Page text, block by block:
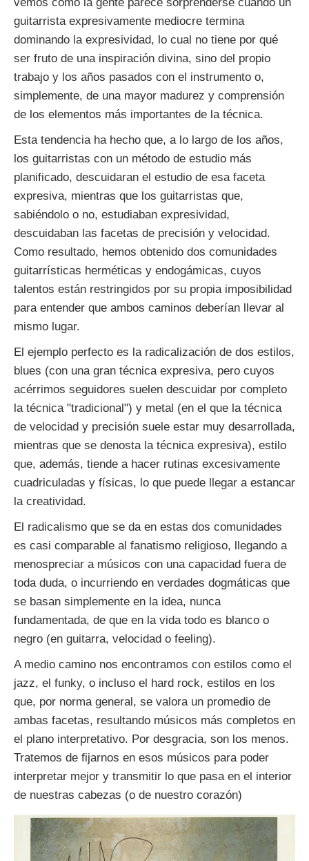
guitarrista expresivamente mediocre termina
dominando la expresividad, lo cual no tiene por qué
ser fruto de una inspiración divina, sino del propio
trabajo y los años pasados con el instrumento o,
simplemente, de una mayor madurez y comprensión
de los elementos más importantes de la técnica.
Esta tendencia ha hecho que, a lo largo de los años,
los guitarristas con un método de estudio más
planificado, descuidaran el estudio de esa faceta
expresiva, mientras que los guitarristas que,
sabiéndolo o no, estudiaban expresividad,
descuidaban las facetas de precisión y velocidad.
Como resultado, hemos obtenido dos comunidades
guitarrísticas herméticas y endogámicas, cuyos
talentos están restringidos por su propia imposibilidad
para entender que ambos caminos deberían llevar al
mismo lugar.
El ejemplo perfecto es la radicalización de dos estilos,
blues (con una gran técnica expresiva, pero cuyos
acérrimos seguidores suelen descuidar por completo
la técnica "tradicional") y metal (en el que la técnica
de velocidad y precisión suele estar muy desarrollada,
mientras que se denosta la técnica expresiva), estilo
que, además, tiende a hacer rutinas excesivamente
cuadriculadas y físicas, lo que puede llegar a estancar
la creatividad.
El radicalismo que se da en estas dos comunidades
es casi comparable al fanatismo religioso, llegando a
menospreciar a músicos con una capacidad fuera de
toda duda, o incurriendo en verdades dogmáticas que
se basan simplemente en la idea, nunca
fundamentada, de que en la vida todo es blanco o
negro (en guitarra, velocidad o feeling).
A medio camino nos encontramos con estilos como el
jazz, el funky, o incluso el hard rock, estilos en los
que, por norma general, se valora un promedio de
ambas facetas, resultando músicos más completos en
el plano interpretativo. Por desgracia, son los menos.
Tratemos de fijarnos en esos músicos para poder
interpretar mejor y transmitir lo que pasa en el interior
de nuestras cabezas (o de nuestro corazón)